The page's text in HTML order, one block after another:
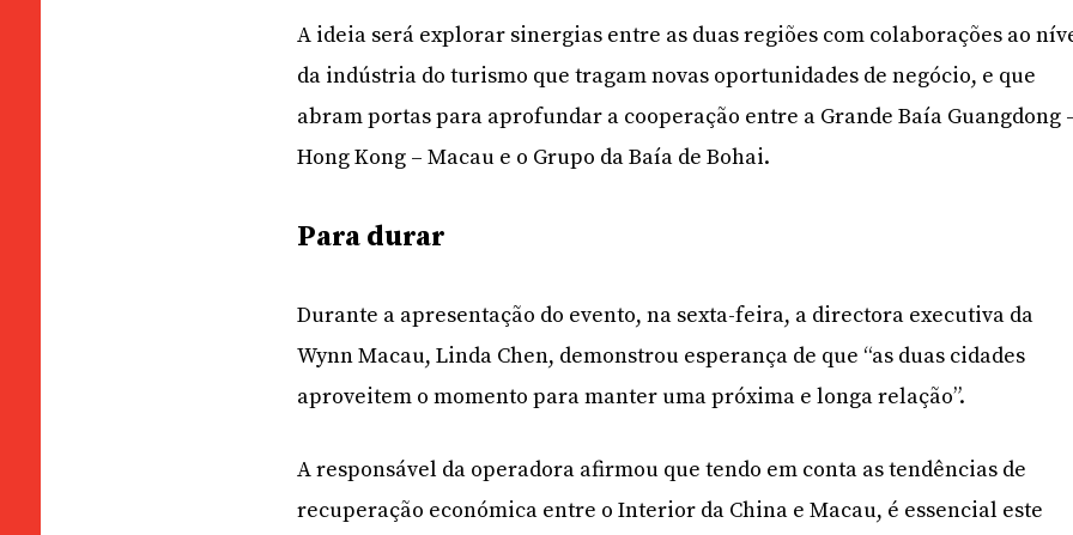
A ideia será explorar sinergias entre as duas regiões com colaborações ao
da indústria do turismo que tragam novas oportunidades de negócio, e que
abram portas para aprofundar a cooperação entre a Grande Baía Guangdong
Hong Kong – Macau e o Grupo da Baía de Bohai.
Para durar
Durante a apresentação do evento, na sexta-feira, a directora executiva da
Wynn Macau, Linda Chen, demonstrou esperança de que “as duas cidades
aproveitem o momento para manter uma próxima e longa relação”.
A responsável da operadora afirmou que tendo em conta as tendências de
recuperação económica entre o Interior da China e Macau, é essencial este